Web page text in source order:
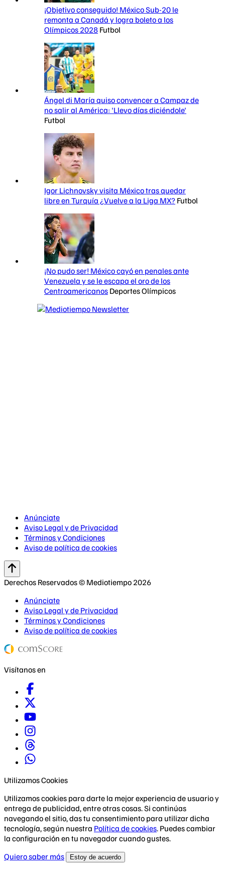
¡Objetivo conseguido! México Sub-20 le
remonta a Canadá y logra boleto a los
Olímpicos 2028 Futbol
Ángel di María quiso convencer a Campaz de
no salir al América: 'Llevo días diciéndole'
Futbol
Igor Lichnovsky visita México tras quedar
libre en Turquía ¿Vuelve a la Liga MX? Futbol
¡No pudo ser! México cayó en penales ante
Venezuela y se le escapa el oro de los
Centroamericanos Deportes Olímpicos
Anúnciate
Aviso Legal y de Privacidad
Términos y Condiciones
Aviso de política de cookies
Derechos Reservados © Mediotiempo 2026
Anúnciate
Aviso Legal y de Privacidad
Términos y Condiciones
Aviso de política de cookies
Visítanos en
Utilizamos Cookies
Utilizamos cookies para darte la mejor experiencia de usuario y
entrega de publicidad, entre otras cosas. Si continúas
navegando el sitio, das tu consentimiento para utilizar dicha
tecnología, según nuestra Política de cookies. Puedes cambiar
la configuración en tu navegador cuando gustes.
Quiero saber más
Estoy de acuerdo